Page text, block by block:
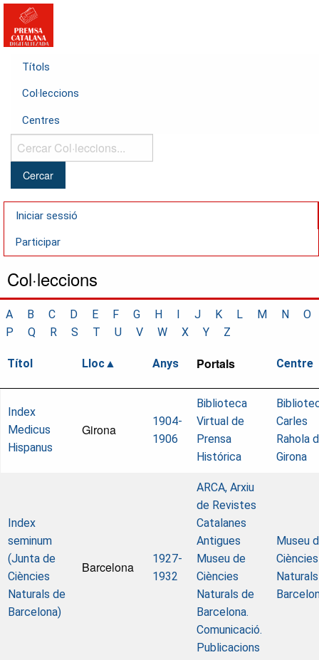
Títols
Col·leccions
Centres
Cercar
Col·leccions...
Iniciar sessió
Participar
Col·leccions
A B C D E F G H I J K L M N
O
P
Q R S T U V W X Y Z
Títol Lloc Anys Portals Centre
Index
Medicus
Hispanus
Girona
1904-
1906
Biblioteca
Virtual de
Prensa
Histórica
Carles
Rahola
Girona
Index
seminum
(Junta de
Ciències
Naturals de
Barcelona)
Barcelona
1927-
1932
ARCA, Arxiu
de Revistes
Catalanes
Antigues
Museu de
Ciències
Naturals de
Barcelona.
Comunicació.
Publicacions
Museu
Ciències